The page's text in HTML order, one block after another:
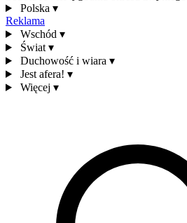
Polska ▾
Reklama
Wschód ▾
Świat ▾
Duchowość i wiara ▾
Jest afera! ▾
Więcej ▾